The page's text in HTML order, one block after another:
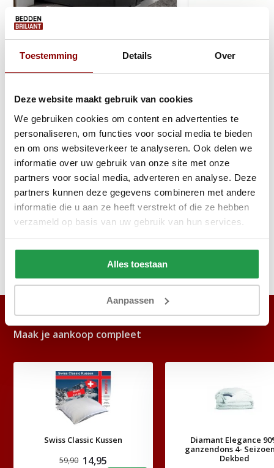
Toestemming Details Over
Deze website maakt gebruik van cookies
We gebruiken cookies om content en advertenties te
personaliseren, om functies voor social media te bieden
en om ons websiteverkeer te analyseren. Ook delen we
informatie over uw gebruik van onze site met onze
partners voor social media, adverteren en analyse. Deze
partners kunnen deze gegevens combineren met andere
informatie die u aan ze heeft verstrekt of die ze hebben
verzameld op basis van uw gebruik van hun services.
Alles toestaan
Aanpassen
1 tot 2 werkdagen
20,95
Bekijken
1 - 2
0,50
Bekijken
ACCESSOIRES
Maak je aankoop compleet
Swiss Classic Kussen
59,90 14,95
Diamant Elegance
ganzendons 4-
Dekbed